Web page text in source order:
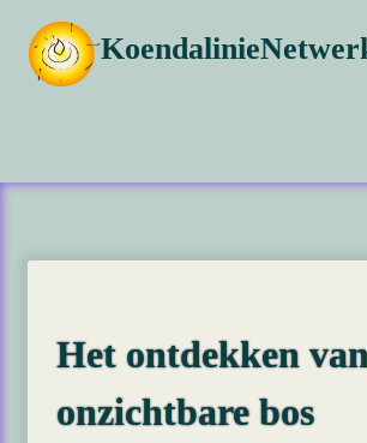
naar
inhoud
Het ontdekken
onzichtbare bos